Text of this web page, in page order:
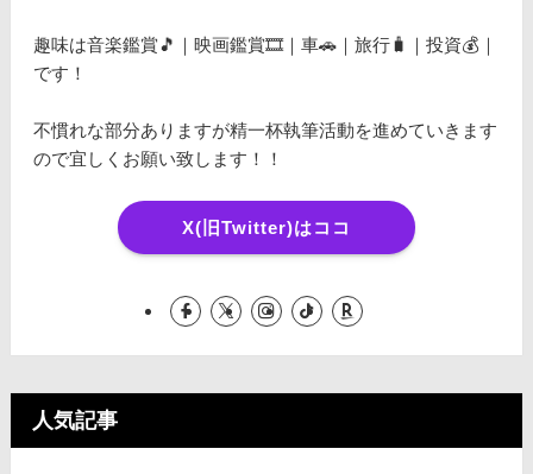
趣味は音楽鑑賞🎵｜映画鑑賞🎞️｜車🚗｜旅行🧳｜投資💰｜
です！
不慣れな部分ありますが精一杯執筆活動を進めていきます
ので宜しくお願い致します！！
X(旧Twitter)はココ
人気記事